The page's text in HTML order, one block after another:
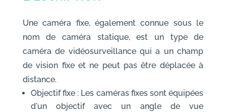
Une caméra fixe, également connue sous le
nom de caméra statique, est un type de
caméra de vidéosurveillance qui a un champ
de vision fixe et ne peut pas être déplacée à
distance.
Objectif fixe : Les caméras fixes sont équipées
d'un objectif avec un angle de vue